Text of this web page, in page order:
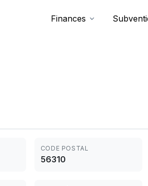
Finances
CODE POSTAL
56310